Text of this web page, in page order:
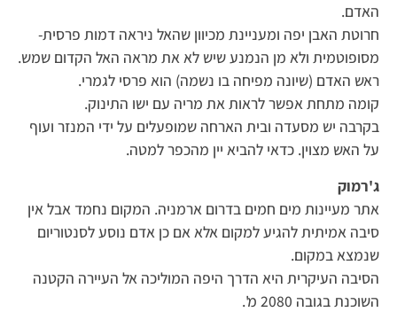
האדם.
חרוטת האבן יפה ומעניינת מכיוון שהאל ניראה דמות פרסית-
מסופוטמית ולא מן הנמנע שיש לא את מראה האל הקדום שמש.
ראש האדם (שיונה מפיחה בו נשמה) הוא פרסי לגמרי.
קומה מתחת אפשר לראות את מריה עם ישו התינוק.
בקרבה יש מסעדה ובית הארחה שמופעלים על ידי המנזר ועוף
על האש מצוין. כדאי להביא יין מהכפר למטה.
ג'רמוק
אתר מעיינות מים חמים בדרום ארמניה. המקום נחמד אבל אין
סיבה אמיתית להגיע למקום אלא אם כן אדם נוסע לסנטוריום
שנמצא במקום.
הסיבה העיקרית היא הדרך היפה המוליכה אל העיירה הקטנה
השוכנת בגובה 2080 מ'.